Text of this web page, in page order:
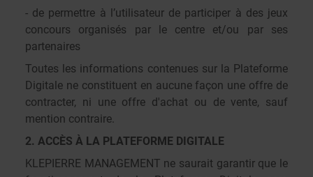
- de permettre à l’utilisateur de participer à des jeux
concours organisés par le centre et/ou par ses
partenaires
Toutes les informations contenues sur la Plateforme
Digitale ne constituent en aucune façon une offre de
contracter, ni une offre d'achat ou de vente, sauf
mention contraire.
2. ACCÈS À LA PLATEFORME DIGITALE
KLEPIERRE MANAGEMENT ne saurait garantir que le